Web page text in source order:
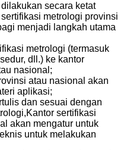
secara ketat
metrologi provinsi
menjadi langkah utama
metrologi (termasuk
dll.) ke kantor
nasional;
atau nasional akan
aplikasi;
dan sesuai dengan
sertifikasi
akan mengatur untuk
untuk melakukan